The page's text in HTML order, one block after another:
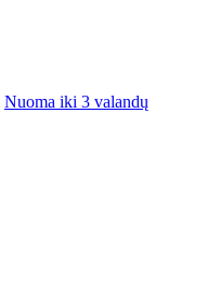
Nuoma iki 3 valandų